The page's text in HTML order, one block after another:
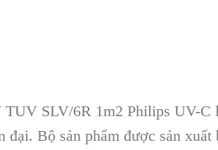
SLV/6R 1m2 Philips UV-C
đại. Bộ sản phẩm được sản